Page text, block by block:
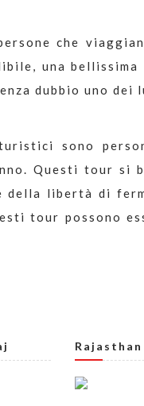
che
una
dubbio uno
sono
Questi tour si
della libertà di
tour possono
Rajasthan